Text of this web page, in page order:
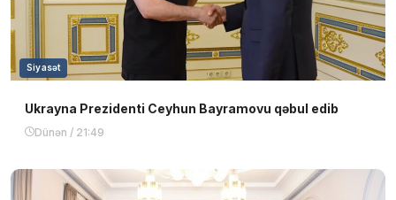
Siyasət
Ukrayna Prezidenti Ceyhun Bayramovu qəbul edib
Dünən / 21:49